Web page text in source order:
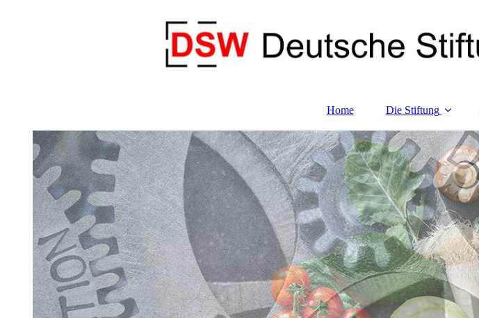
Home Die Stiftung